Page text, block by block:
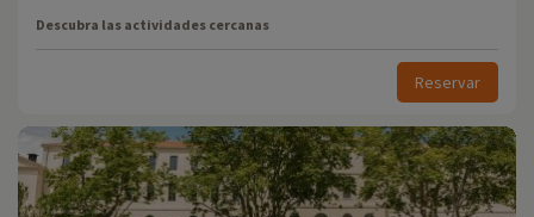
Descubra las actividades cercanas
Reservar